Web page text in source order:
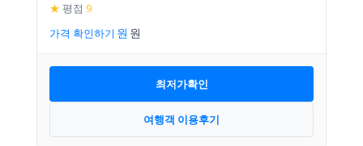
★ 평점 9
가격 확인하기
최저가확인
여행객 이용후기